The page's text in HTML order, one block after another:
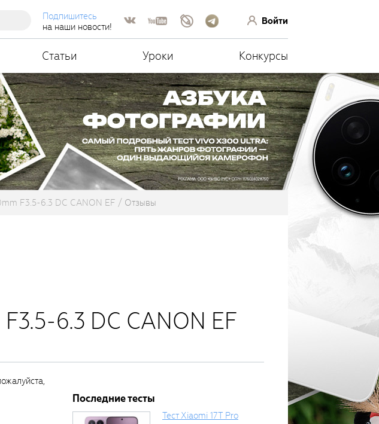
Подпишитесь
на наши новости!
Войти
Статьи Уроки Конкурсы
F3.5-6.3 DC CANON EF Отзывы
6.3 DC CANON EF
Последние тесты
Тест Xiaomi 17T Pro